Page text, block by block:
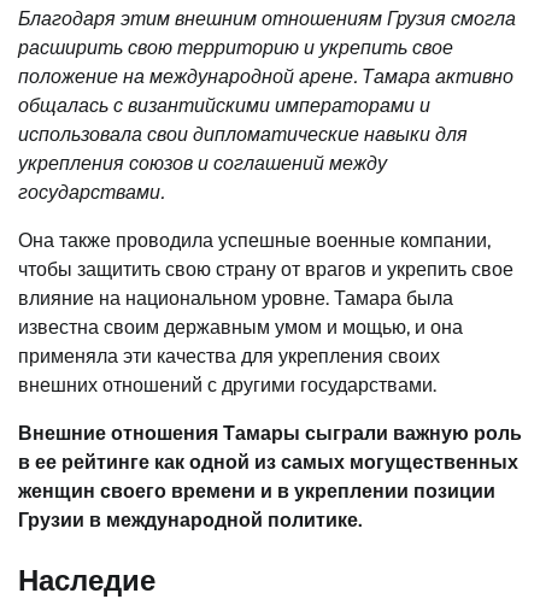
Благодаря этим внешним отношениям Грузия смогла
расширить свою территорию и укрепить свое
положение на международной арене. Тамара активно
общалась с византийскими императорами и
использовала свои дипломатические навыки для
укрепления союзов и соглашений между
государствами.
Она также проводила успешные военные компании,
чтобы защитить свою страну от врагов и укрепить свое
влияние на национальном уровне. Тамара была
известна своим державным умом и мощью, и она
применяла эти качества для укрепления своих
внешних отношений с другими государствами.
Внешние отношения Тамары сыграли важную роль
в ее рейтинге как одной из самых могущественных
женщин своего времени и в укреплении позиции
Грузии в международной политике.
Наследие